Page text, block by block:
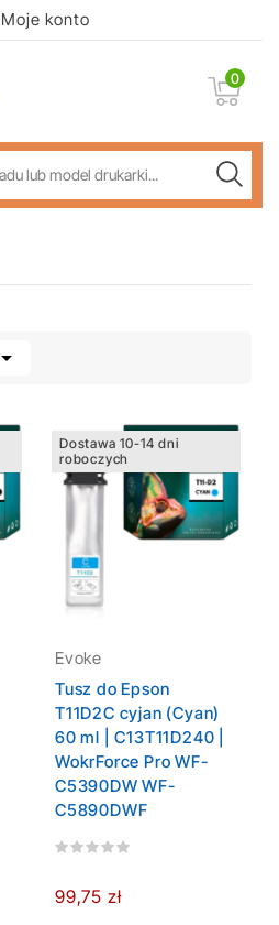
Moje konto
0

Dostawa 10-14 dni
roboczych
Evoke
Tusz do Epson
T11D2C cyjan (Cyan)
60 ml | C13T11D240 |
WokrForce Pro WF-
C5390DW WF-
C5890DWF
99,75 zł